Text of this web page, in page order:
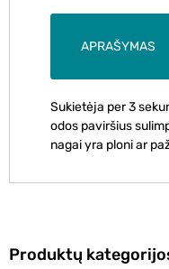
APRAŠYMAS
Sukietėja per 3
odos paviršius
nagai yra ploni ar
Produktų